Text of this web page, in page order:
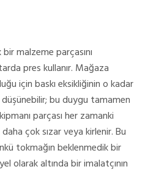
malzeme parçasını
pres kullanır. Mağaza
için baskı eksikliğinin o kadar
düşünebilir; bu duygu tamamen
parçası her zamanki
çok sızar veya kirlenir. Bu
tokmağın beklenmedik bir
olarak altında bir imalatçının